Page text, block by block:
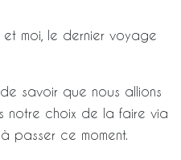
et moi, le dernier voyage
savoir que nous allions
notre choix de la faire via
passer ce moment.